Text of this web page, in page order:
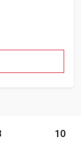
10